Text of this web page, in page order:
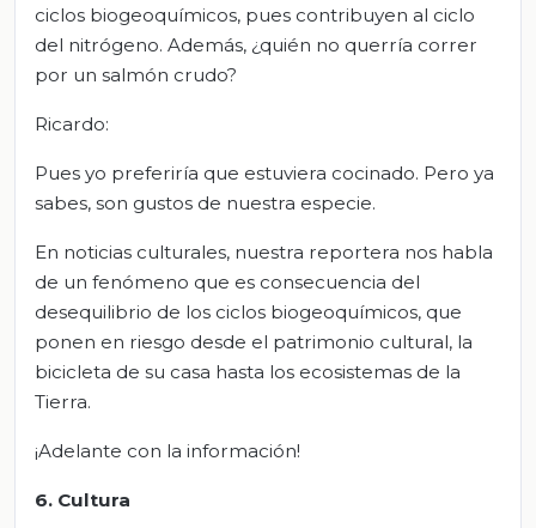
ciclos biogeoquímicos, pues contribuyen al ciclo
del nitrógeno. Además, ¿quién no querría correr
por un salmón crudo?
Ricardo:
Pues yo preferiría que estuviera cocinado. Pero ya
sabes, son gustos de nuestra especie.
En noticias culturales, nuestra reportera nos habla
de un fenómeno que es consecuencia del
desequilibrio de los ciclos biogeoquímicos, que
ponen en riesgo desde el patrimonio cultural, la
bicicleta de su casa hasta los ecosistemas de la
Tierra.
¡Adelante con la información!
6. Cultura